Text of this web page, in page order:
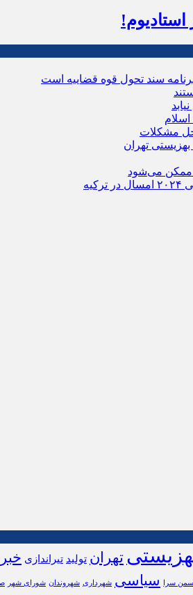
سند تحول قوه قضاییه است
حل مشکلات
تهران
ممکن می‌شود
تهران تولید تیراندازی خبر
سمن سرا سیاسی شهرداری شهروندان شورای شهر